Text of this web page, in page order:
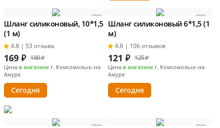
Шланг силиконовый, 10*1,5
(1 м)
4.8 | 53 отзыва
169 ₽ 180 ₽
Цена в магазине г. Комсомольск-на-
Амуре
Сегодня
Шланг силиконовый 6*1,5 (1
м)
4.8 | 106 отзывов
121 ₽ 125 ₽
Цена в магазине г. Комсомольск-на-
Амуре
Сегодня